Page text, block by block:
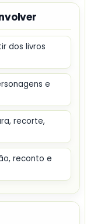
dos livros
e
recorte,
reconto e